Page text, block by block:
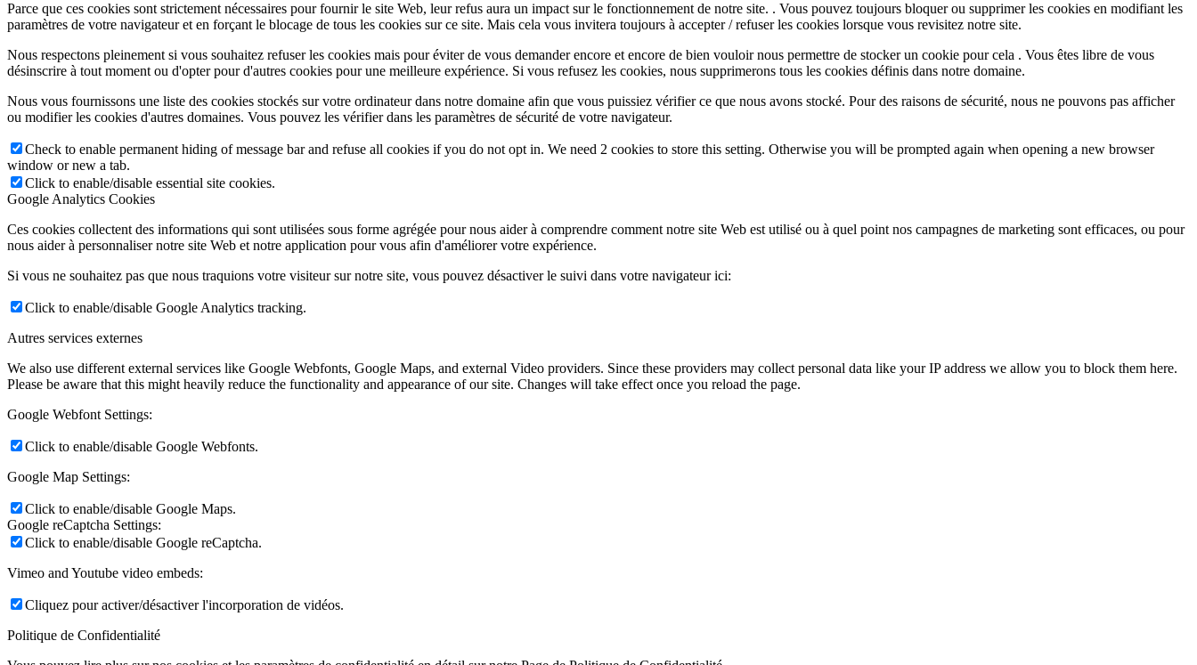
Parce que ces cookies sont strictement nécessaires pour fournir le site Web, leur refus aura un impact sur le fonctionnement de notre site. . Vous pouvez toujours bloquer ou supprimer les cookies en modifiant les
paramètres de votre navigateur et en forçant le blocage de tous les cookies sur ce site. Mais cela vous invitera toujours à accepter / refuser les cookies lorsque vous revisitez notre site.
Nous respectons pleinement si vous souhaitez refuser les cookies mais pour éviter de vous demander encore et encore de bien vouloir nous permettre de stocker un cookie pour cela . Vous êtes libre de vous
désinscrire à tout moment ou d'opter pour d'autres cookies pour une meilleure expérience. Si vous refusez les cookies, nous supprimerons tous les cookies définis dans notre domaine.
Nous vous fournissons une liste des cookies stockés sur votre ordinateur dans notre domaine afin que vous puissiez vérifier ce que nous avons stocké. Pour des raisons de sécurité, nous ne pouvons pas afficher
ou modifier les cookies d'autres domaines. Vous pouvez les vérifier dans les paramètres de sécurité de votre navigateur.
Check to enable permanent hiding of message bar and refuse all cookies if you do not opt in. We need 2 cookies to store this setting. Otherwise you will be prompted again when opening a new browser
window or new a tab.
Click to enable/disable essential site cookies.
Google Analytics Cookies
Ces cookies collectent des informations qui sont utilisées sous forme agrégée pour nous aider à comprendre comment notre site Web est utilisé ou à quel point nos campagnes de marketing sont efficaces, ou pour
nous aider à personnaliser notre site Web et notre application pour vous afin d'améliorer votre expérience.
Si vous ne souhaitez pas que nous traquions votre visiteur sur notre site, vous pouvez désactiver le suivi dans votre navigateur ici:
Click to enable/disable Google Analytics tracking.
Autres services externes
We also use different external services like Google Webfonts, Google Maps, and external Video providers. Since these providers may collect personal data like your IP address we allow you to block them here.
Please be aware that this might heavily reduce the functionality and appearance of our site. Changes will take effect once you reload the page.
Google Webfont Settings:
Click to enable/disable Google Webfonts.
Google Map Settings:
Click to enable/disable Google Maps.
Google reCaptcha Settings:
Click to enable/disable Google reCaptcha.
Vimeo and Youtube video embeds:
Cliquez pour activer/désactiver l'incorporation de vidéos.
Politique de Confidentialité